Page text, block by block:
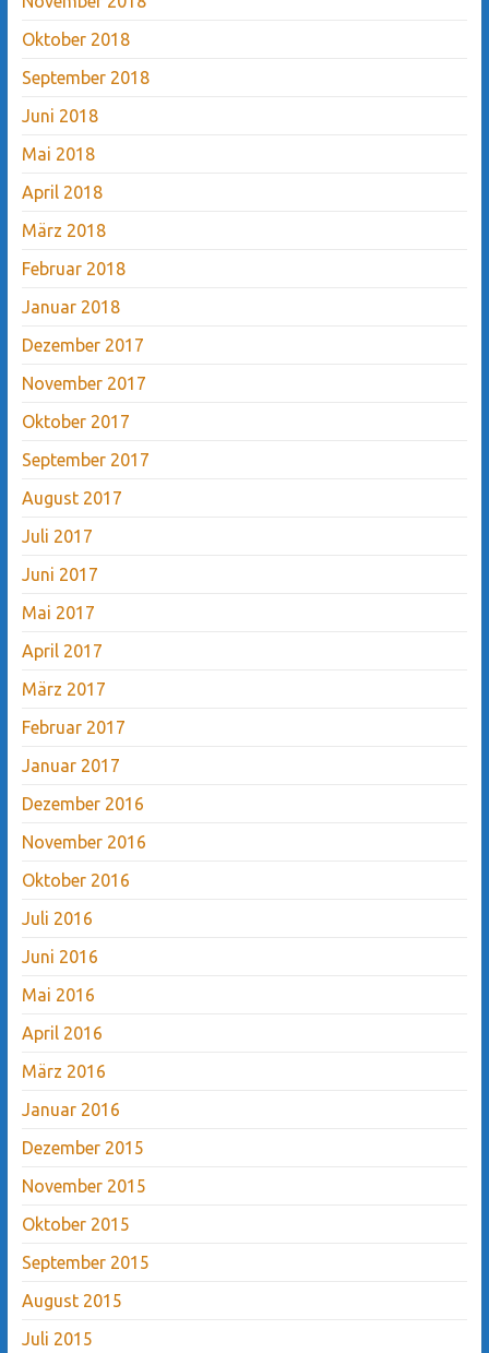
Oktober 2018
September 2018
Juni 2018
Mai 2018
April 2018
März 2018
Februar 2018
Januar 2018
Dezember 2017
November 2017
Oktober 2017
September 2017
August 2017
Juli 2017
Juni 2017
Mai 2017
April 2017
März 2017
Februar 2017
Januar 2017
Dezember 2016
November 2016
Oktober 2016
Juli 2016
Juni 2016
Mai 2016
April 2016
März 2016
Januar 2016
Dezember 2015
November 2015
Oktober 2015
September 2015
August 2015
Juli 2015